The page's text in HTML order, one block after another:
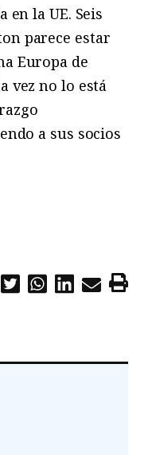
la UE. Seis
parece estar
Europa de
vez no lo está
a sus socios